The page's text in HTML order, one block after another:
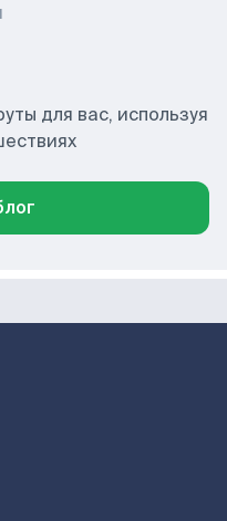
для вас, используя